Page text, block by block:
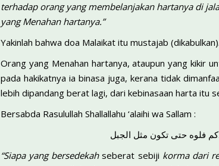
terhadap orang yang membelanjakan hartanya di
yang Menahan hartanya.”
Yakinlah bahwa doa Malaikat itu mustajab (dikabulkan).
Orang yang Menahan hartanya, ataupun yang kikir
pada hakikatnya ia binasa juga, kerana tidak
lebih dipandang berat lagi, dari kebinasaan harta itu
Bersabda Rasulullah Shallallahu ‘alaihi wa Sallam :
فلوه حتى تكون مثل الجبل
“Siapa yang bersedekahseberat sebiji korma dari